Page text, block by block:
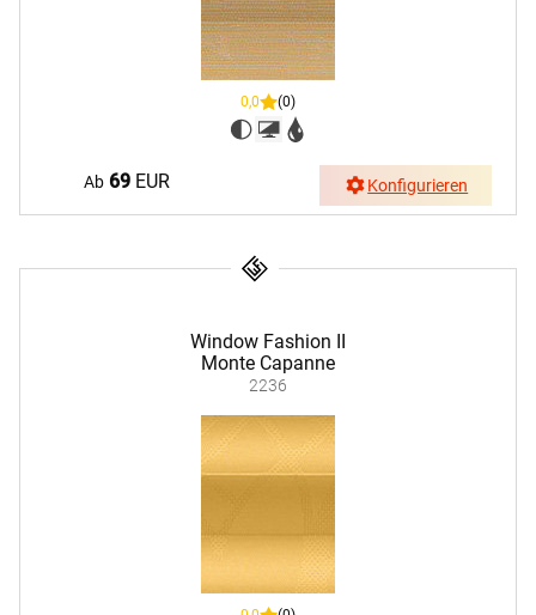
0,0 (0)
Ab 69EUR Konfigurieren
Window Fashion II
Monte Capanne
2236